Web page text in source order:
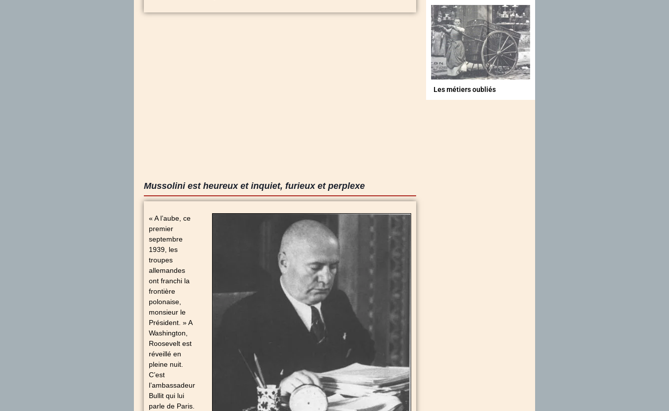
Mussolini est heureux et inquiet, furieux et perplexe
« A l’aube, ce
premier
septembre
1939, les
troupes
allemandes
ont franchi la
frontière
polonaise,
monsieur le
Président. » A
Washington,
Roosevelt est
réveillé en
pleine nuit.
C’est
l’ambassadeur
Bullit qui lui
parle de Paris.
Les métiers oubliés